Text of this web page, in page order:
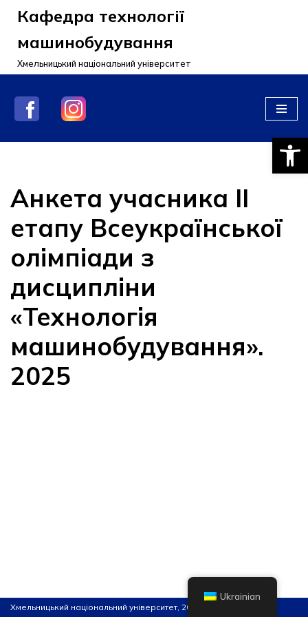
Перейти
вмісту
Кафедра технології
машинобудування
Хмельницький національний університет
Анкета учасника II
етапу Всеукраїнської
олімпіади з
дисципліни
«Технологія
машинобудування».
2025
Хмельницький національний університет, 2026
Ukrainian